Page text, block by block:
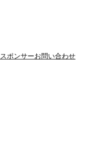
スポンサーお問い合わせ